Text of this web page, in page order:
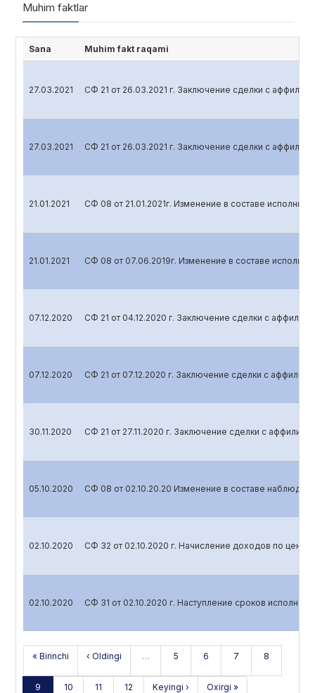
Muhim faktlar
Sana Muhim fakt raqami
27.03.2021 СФ 21 от 26.03.2021 г. Заключение сделки с
27.03.2021 СФ 21 от 26.03.2021 г. Заключение сделки с
21.01.2021 СФ 08 от 21.01.2021г. Изменение в составе
21.01.2021 СФ 08 от 07.06.2019г. Изменение в составе
07.12.2020 СФ 21 от 04.12.2020 г. Заключение сделки с
07.12.2020 СФ 21 от 07.12.2020 г. Заключение сделки с
30.11.2020 СФ 21 от 27.11.2020 г. Заключение сделки с
05.10.2020 СФ 08 от 02.10.20.20 Изменение в составе
02.10.2020 СФ 32 от 02.10.2020 г. Начисление доходов по
02.10.2020 СФ 31 от 02.10.2020 г. Наступление сроков
« Birinchi ‹ Oldingi … 5 6 7 8
9 10 11 12 Keyingi › Oxirgi »